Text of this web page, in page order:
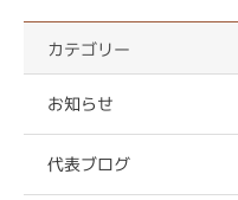
カテゴリー
お知らせ
代表ブログ